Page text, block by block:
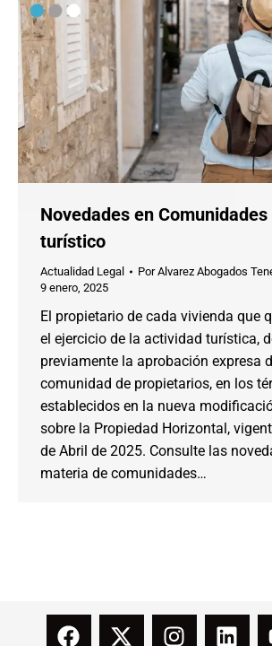
Novedades en
turístico
Actualidad Legal PorAlvarez Abogados
9 enero, 2025
El propietario de cada vivienda que
el ejercicio de la actividad turística,
previamente la aprobación expresa
comunidad de propietarios, en los
establecidos en la nueva
sobre la Propiedad Horizontal,
de Abril de 2025. Consulte las
materia de comunidades…